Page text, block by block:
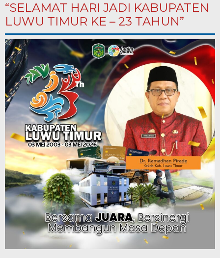
“SELAMAT HARI JADI KABUPATEN
LUWU TIMUR KE – 23 TAHUN”